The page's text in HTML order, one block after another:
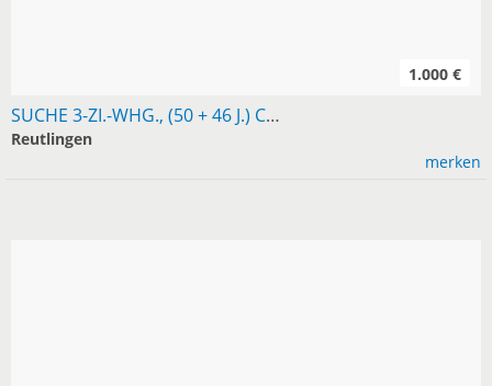
SUCHE 3-ZI.-WHG., (50 + 46 J.) CA. 60 M², IM LK RT, RUHIGE LAGE, EG, AB SOFORT, KM MAX. 1.000 . TEL. 0162-8264339
1.000 €
Reutlingen
merken